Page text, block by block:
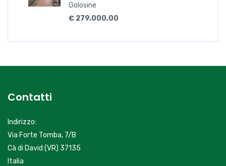
Golosine
€ 279.000,00
Contatti
Indirizzo:
Via Forte Tomba, 7/B
Cà di David (VR) 37135
Italia